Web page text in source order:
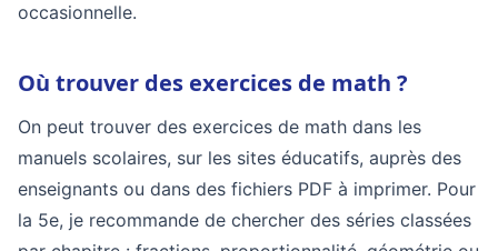
occasionnelle.
Où trouver des exercices de math ?
On peut trouver des exercices de math dans les
manuels scolaires, sur les sites éducatifs, auprès des
enseignants ou dans des fichiers PDF à imprimer. Pour
la 5e, je recommande de chercher des séries classées